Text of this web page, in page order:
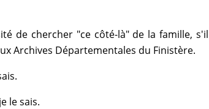
de chercher "ce côté-là" de la famille, s'il
Archives Départementales du Finistère.
le sais.